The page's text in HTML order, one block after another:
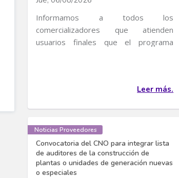
Informamos a todos los
comercializadores que atienden
usuarios finales que el programa
Leer más.
Noticias Proveedores
Convocatoria del CNO para integrar lista
de auditores de la construcción de
plantas o unidades de generación nuevas
o especiales